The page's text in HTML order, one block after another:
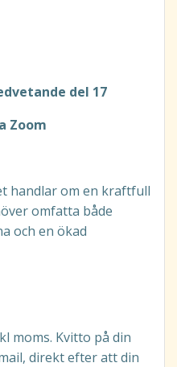
del 17
Zoom
handlar om en kraftfull
omfatta både
och en ökad
moms. Kvitto på din
direkt efter att din